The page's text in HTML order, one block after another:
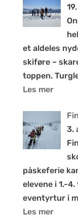
et aldeles
skiføre –
toppen.
Les mer
3.
påskeferie
elevene i 1.-
eventyrtur i
Les mer